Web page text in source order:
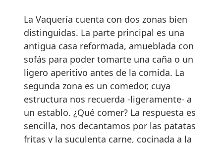
La Vaquería cuenta con dos zonas bien
distinguidas. La parte principal es una
antigua casa reformada, amueblada con
sofás para poder tomarte una caña o un
ligero aperitivo antes de la comida. La
segunda zona es un comedor, cuya
estructura nos recuerda -ligeramente- a
un establo. ¿Qué comer? La respuesta es
sencilla, nos decantamos por las patatas
fritas y la suculenta carne, cocinada a la